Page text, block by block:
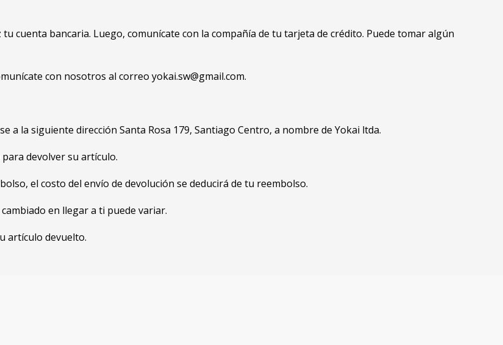
cuenta bancaria. Luego, comunícate con la compañía de tu tarjeta de crédito. Puede tomar algún
con nosotros al correo yokai.sw@gmail.com.
a la siguiente dirección Santa Rosa 179, Santiago Centro, a nombre de Yokai ltda.
devolver su artículo.
el costo del envío de devolución se deducirá de tu reembolso.
en llegar a ti puede variar.
artículo devuelto.